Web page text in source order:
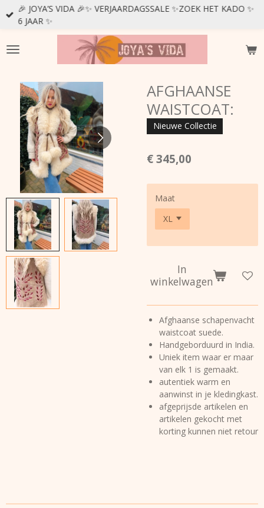
Ga
direct
de
🎉 JOYA’S VIDA 🎉✨ VERJAARDAGSSALE ✨ZOEK HET KADO ✨
6 JAAR ✨
AFGHAANSE
WAISTCOAT:
Nieuwe Collectie
€ 345,00
Maat
In
winkelwagen
Afghaanse schapenvacht
waistcoat suede.
Handgeborduurd in India.
Uniek item waar er maar
van elk 1 is gemaakt.
autentiek warm en
aanwinst in je kledingkast.
afgeprijsde artikelen en
artikelen gekocht met
korting kunnen niet retour